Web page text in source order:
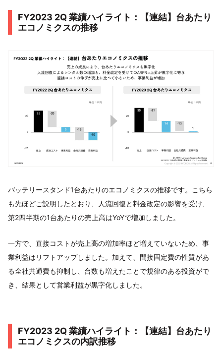
FY2023 2Q 業績ハイライト：【連結】台あたり
エコノミクスの推移
バッテリースタンド1台あたりのエコノミクスの推移です。こちら
も先ほどご説明したとおり、人流回復と料金改定の影響を受け、
第2四半期の1台あたりの売上高はYoYで増加しました。
一方で、直接コストが売上高の増加率ほど増えていないため、事
業利益はリフトアップしました。加えて、間接固定費の性質があ
る全社共通費も抑制し、台数も増えたことで規律のある投資がで
き、結果として営業利益が黒字化しました。
FY2023 2Q 業績ハイライト：【連結】台あたり
エコノミクスの内訳推移